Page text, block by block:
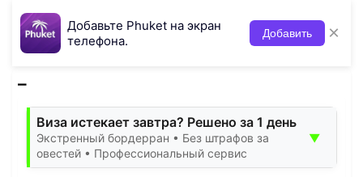
Добавьте Phuket на экран
телефона.
Добавить ×
Виза истекает завтра? Решено за 1 день
Экстренный бордерран • Без штрафов за
овестей • Профессиональный сервис
▼